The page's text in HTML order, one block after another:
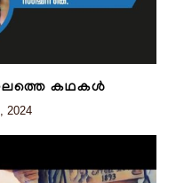
കഥകൾ
2024